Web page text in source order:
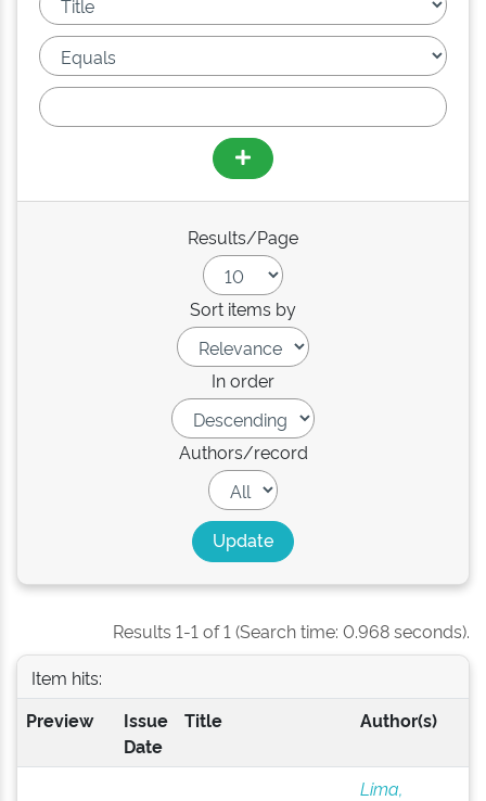
Results/Page
Sort items by
In order
Authors/record
Results 1-1 of 1 (Search time: 0.968 seconds).
Item hits:
Preview
Issue
Date
Title Author(s)
Lima,